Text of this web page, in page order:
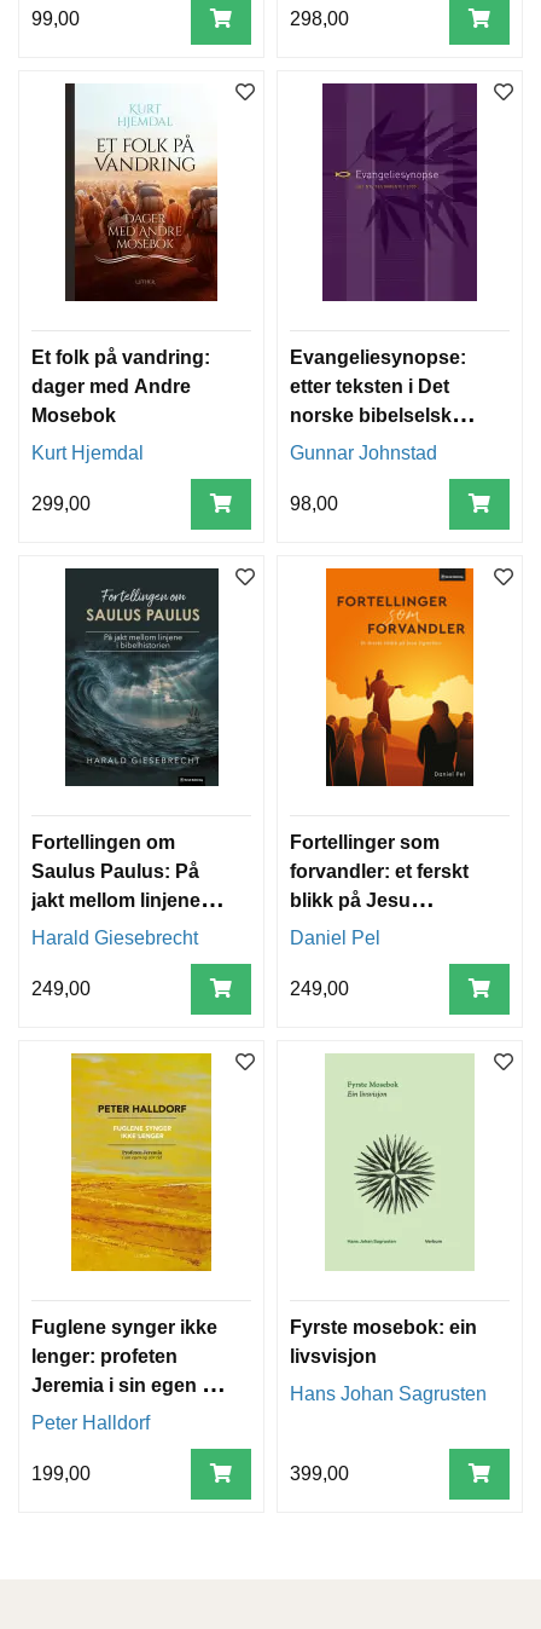
99,00 298,00
Et folk på vandring:
dager med Andre
Mosebok
Kurt Hjemdal
299,00
Evangeliesynopse:
etter teksten i Det
norske bibelselskaps
reviderte
(NT05): med viktige
Gunnar Johnstad
98,00
Fortellingen om
Saulus Paulus: På
jakt mellom linjene i
bibelhistorien
Harald Giesebrecht
249,00
Fortellinger som
forvandler: et ferskt
blikk på Jesu
lignelser
Daniel Pel
249,00
Fuglene synger ikke
lenger: profeten
Jeremia i sin egen tid
og i vår
Peter Halldorf
199,00
Fyrste mosebok: ein
livsvisjon
Hans Johan Sagrusten
399,00